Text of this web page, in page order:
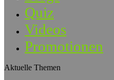
Quiz
Videos
Promotionen
Aktuelle Themen